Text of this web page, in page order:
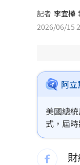
前
蕭
獨
94
蔡
記者 李宜樺
2026/06/15
阿
美國總
式，屆
大和解
成本三